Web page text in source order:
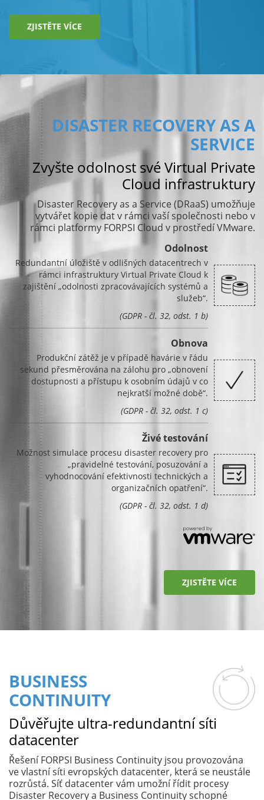
ZJISTĚTE VÍCE
DISASTER RECOVERY AS A
SERVICE
Zvyšte odolnost své Virtual Private
Cloud infrastruktury
Disaster Recovery as a Service (DRaaS) umožňuje
vytvářet kopie dat v rámci vaší společnosti nebo v
rámci platformy FORPSI Cloud v prostředí VMware.
Odolnost
Redundantní úložiště v odlišných datacentrech v
rámci infrastruktury Virtual Private Cloud k
zajištění „odolnosti zpracovávajících systémů a
služeb“.
(GDPR - čl. 32, odst. 1 b)
Obnova
Produkční zátěž je v případě havárie v řádu
sekund přesměrována na zálohu pro „obnovení
dostupnosti a přístupu k osobním údajů v co
nejkratší možné době“.
(GDPR - čl. 32, odst. 1 c)
Živé testování
Možnost simulace procesu disaster recovery pro
„pravidelné testování, posuzování a
vyhodnocování efektivnosti technických a
organizačních opatření“.
(GDPR - čl. 32, odst. 1 d)
ZJISTĚTE VÍCE
BUSINESS
CONTINUITY
Důvěřujte ultra-redundantní síti
datacenter
Řešení FORPSI Business Continuity jsou provozována
ve vlastní síti evropských datacenter, která se neustále
rozrůstá. Síť datacenter vám umožní řídit procesy
Disaster Recovery a Business Continuity schopné